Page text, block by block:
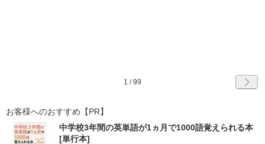
1 /99
お客様へのおすすめ【PR】
中学校3年間の英単語が1ヵ月で1000語覚えられる本
[単行本]